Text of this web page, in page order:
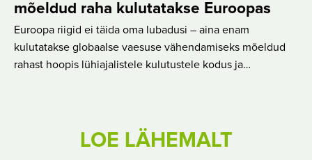
mõeldud raha kulutatakse Euroopas
Euroopa riigid ei täida oma lubadusi – aina enam
kulutatakse globaalse vaesuse vähendamiseks mõeldud
rahast hoopis lühiajalistele kulutustele kodus ja…
LOE LÄHEMALT